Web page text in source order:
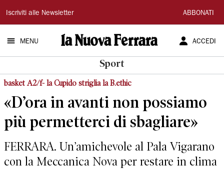
La
Nuova
Ferrara
Iscriviti alle Newsletter ABBONATI
MENU ACCEDI
Sport
basket A2/f- la Cupido striglia la B.ethic
«D’ora in avanti non possiamo
più permetterci di sbagliare»
FERRARA. Un’amichevole al Pala Vigarano
con la Meccanica Nova per restare in clima